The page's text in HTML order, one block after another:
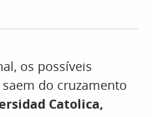
os possíveis
do cruzamento
Catolica,